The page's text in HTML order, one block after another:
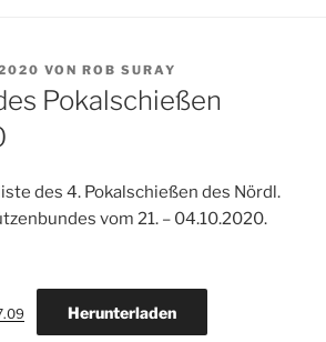
VON ROB SURAY
Pokalschießen
des 4. Pokalschießen des Nördl.
vom 21. – 04.10.2020.
Herunterladen